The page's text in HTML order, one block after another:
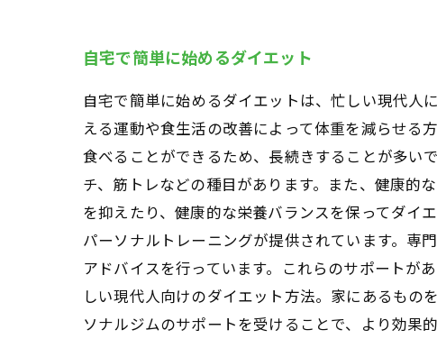
自宅で簡単に始めるダイエット
自宅で簡単に始めるダイエットは、忙しい現代人
える運動や食生活の改善によって体重を減らせる
食べることができるため、長続きすることが多い
チ、筋トレなどの種目があります。また、健康的
を抑えたり、健康的な栄養バランスを保ってダイ
パーソナルトレーニングが提供されています。専
アドバイスを行っています。これらのサポートが
しい現代人向けのダイエット方法。家にあるもの
ソナルジムのサポートを受けることで、より効果